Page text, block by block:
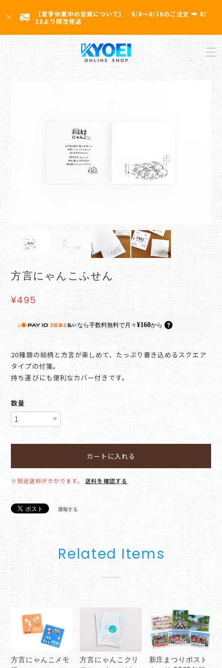
【夏季休業中の営業について】 8/8〜8/16のご注文 ➡ 8/
18より順次発送
方言にゃんこふせん
¥495
なら手数料無料で月々¥160から
20種類の絵柄と方言が楽しめて、たっぷり書き込めるスクエア
タイプの付箋。
持ち運びにも便利なカバー付きです。
数量
カートに入れる
※別途送料がかかります。 送料を確認する
通報する
Related Items
方言にゃんこメモ
方言にゃんこクリ
新庄まつりポスト